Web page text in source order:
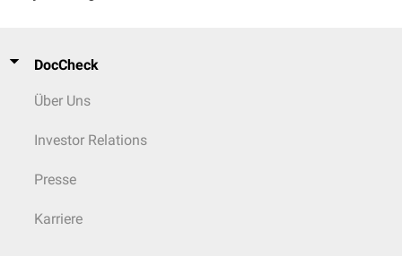
DocCheck
Über Uns
Investor Relations
Presse
Karriere